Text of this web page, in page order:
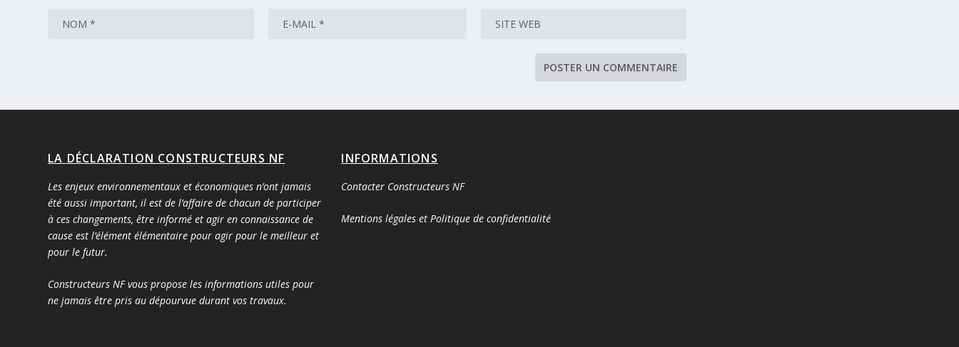
LA DÉCLARATION CONSTRUCTEURS NF
Les enjeux environnementaux et économiques n’ont jamais
été aussi important, il est de l’affaire de chacun de participer
à ces changements, être informé et agir en connaissance de
cause est l’élément élémentaire pour agir pour le meilleur et
pour le futur.
Constructeurs NF vous propose les informations utiles pour
ne jamais être pris au dépourvue durant vos travaux.
INFORMATIONS
Contacter Constructeurs NF
Mentions légales et Politique de confidentialité